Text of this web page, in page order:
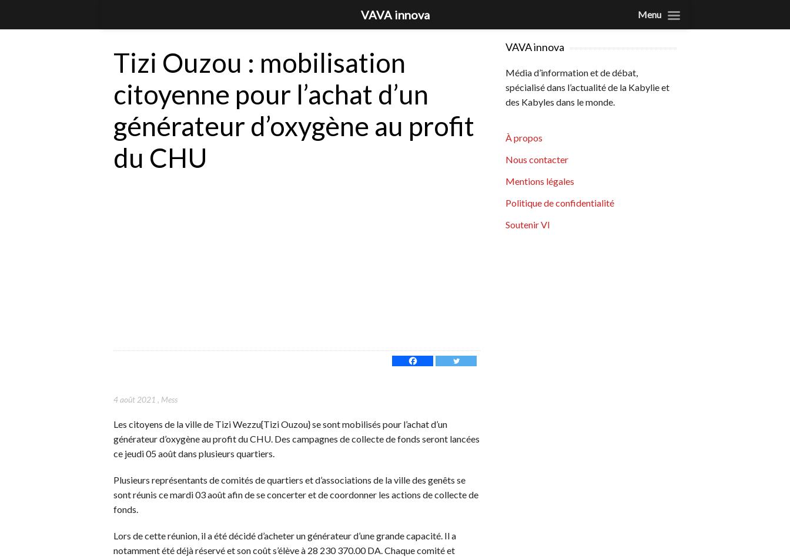
Tizi Ouzou : mobilisation
citoyenne pour l’achat d’un
générateur d’oxygène au profit
du CHU
4 août 2021 , Mess
Les citoyens de la ville de Tizi Wezzu{Tizi Ouzou} se sont mobilisés pour l’achat d’un
générateur d’oxygène au profit du CHU. Des campagnes de collecte de fonds seront lancées
ce jeudi 05 août dans plusieurs quartiers.
Plusieurs représentants de comités de quartiers et d’associations de la ville des genêts se
sont réunis ce mardi 03 août afin de se concerter et de coordonner les actions de collecte de
fonds.
Lors de cette réunion, il a été décidé d’acheter un générateur d’une grande capacité. Il a
notamment été déjà réservé et son coût s’élève à 28 230 370.00 DA. Chaque comité et
VAVA innova
Média d’information et de débat,
spécialisé dans l’actualité de la Kabylie et
des Kabyles dans le monde.
À propos
Nous contacter
Mentions légales
Politique de confidentialité
Soutenir VI
VAVA innova Menu